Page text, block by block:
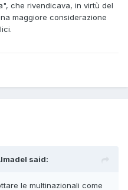
che rivendicava, in virtù del
maggiore considerazione
said:
le multinazionali come